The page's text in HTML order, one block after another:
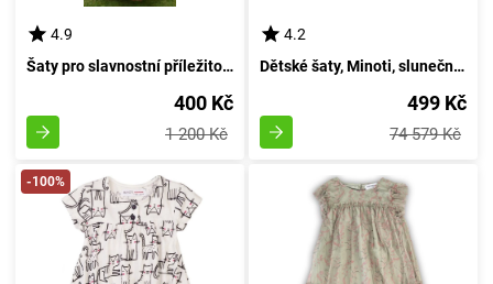
4.9
Šaty pro slavnostní příležitosti, pro družičky, od značky Pidilidi, model PD951, v odstínu krémové barvy, velikost 92 | pro věk 2 roky
400 Kč
1 200 Kč
4.2
Dětské šaty, Minoti, sluneční západ 4, Dívčí - 98/104 | 3/4 roky
499 Kč
74 579 Kč
-100%